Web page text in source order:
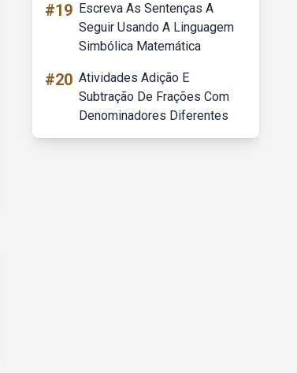
#19 Escreva As Sentenças A
Seguir Usando A Linguagem
Simbólica Matemática
#20 Atividades Adição E
Subtração De Frações Com
Denominadores Diferentes